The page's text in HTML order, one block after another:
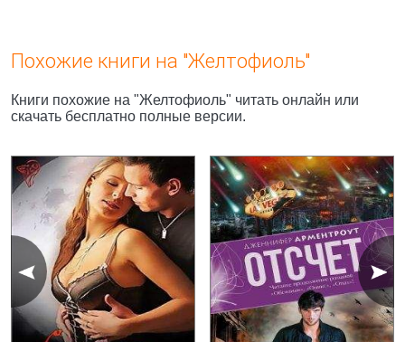
Похожие книги на "Желтофиоль"
Книги похожие на "Желтофиоль" читать онлайн или
скачать бесплатно полные версии.